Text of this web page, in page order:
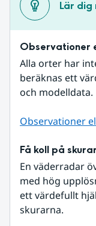
Lär dig
Observationer
Alla orter har
beräknas ett
och modelldata.
Observationer
Få koll på
En väderradar
med hög
ett värdefullt
skurarna.